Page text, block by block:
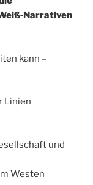
kann –
Linien
und
Westen